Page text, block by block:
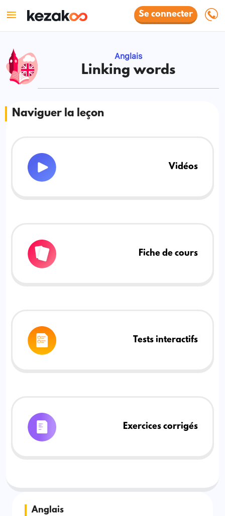
Se connecter
Anglais
Linking words
Naviguer la leçon
Vidéos
Fiche de cours
Tests interactifs
Exercices corrigés
Anglais